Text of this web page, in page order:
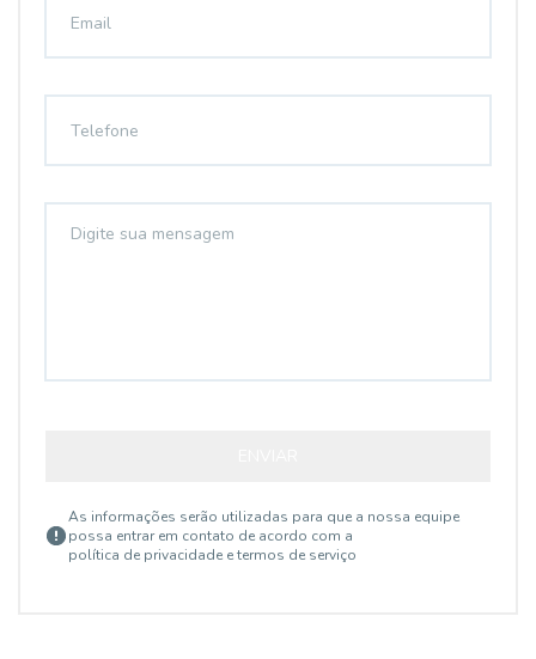
As informações serão utilizadas para que a nossa equipe
possa entrar em contato de acordo com a
política de privacidade e termos de serviço